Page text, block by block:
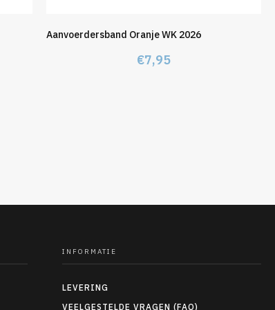
Aanvoerdersband Oranje WK 2026
€7,95
INFORMATIE
LEVERING
VEELGESTELDE VRAGEN (FAQ)